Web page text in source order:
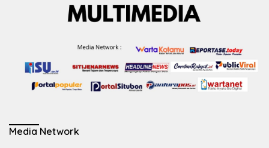
Media Network